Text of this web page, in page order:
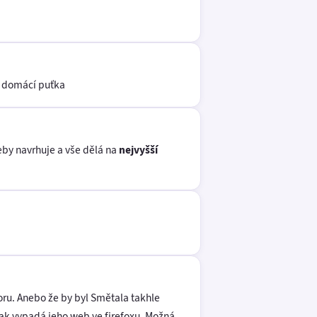
puťka
navrhuje a vše dělá na nejvyšší
Anebo že by byl Smětala takhle